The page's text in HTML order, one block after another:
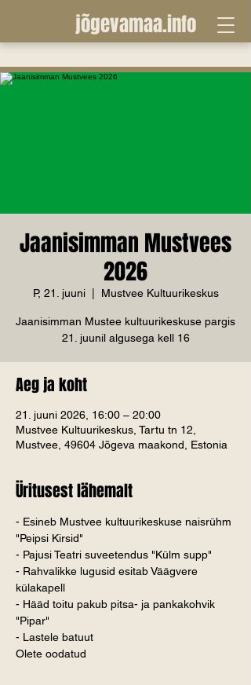
jõgevamaa.info
Jaanisimman Mustvees
2026
P, 21. juuni
  |
Mustvee Kultuurikeskus
Jaanisimman Mustee kultuurikeskuse pargis
21. juunil algusega kell 16
Aeg ja koht
21. juuni 2026, 16:00 – 20:00
Mustvee Kultuurikeskus, Tartu tn 12,
Mustvee, 49604 Jõgeva maakond, Estonia
Üritusest lähemalt
- Esineb Mustvee kultuurikeskuse naisrühm
"Peipsi Kirsid"
- Pajusi Teatri suveetendus "Külm supp"
- Rahvalikke lugusid esitab Väägvere
külakapell
- Hääd toitu pakub pitsa- ja pankakohvik
"Pipar"
- Lastele batuut
Olete oodatud